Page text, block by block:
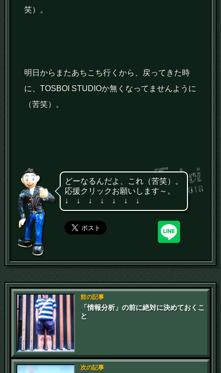
笑）。
明日からまたあちこち行くから、戻ってきた時
に、TOSBOI STUDIOか無くなってませんように
（苦笑）。
どーなるんだよ、これ（苦笑）。
応援クリックお願いします～。
↓ ↓ ↓ ↓ ↓ ↓ ↓
前の記事
「情報分析」の前に絶対に決めておくこ
と
次の記事